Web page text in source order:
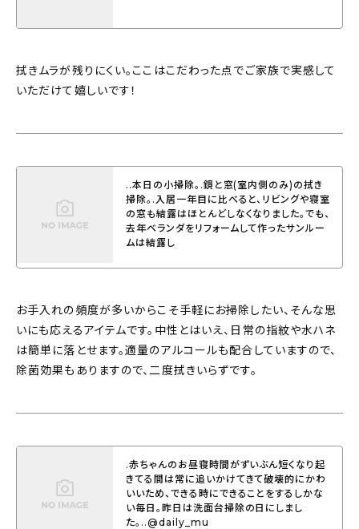
拭きムラが残りにくい。ここはこだわった点でご家族で実感して
いただけて嬉しいです！
..本日の小掃除。.鏡と窓(室内側のみ)の拭き
掃除。.入居一年目に比べると、リビングや寝室
の窓も結露はほとんどしなくなりました。でも、
去年ベランダをリフォームして作ったサンルー
ムは結露し
お手入れの頻度が多いからこそ手軽にお掃除したい、そんな思
いにも応えるアイテムです。中性とはいえ、日常の指紋や水ハネ
は簡単に落とせます。適量のアルコールも配合していますので、
除菌効果もありますので、二度拭きいらずです。
.赤ちゃんのお昼寝時間がずいぶん短くなり起
きてる間は常に追いかけてきて破壊的にかわ
いいため、できる時にできることをするしかな
い毎日。昨日は洗面台掃除の日にしまし
た。..@daily_mu